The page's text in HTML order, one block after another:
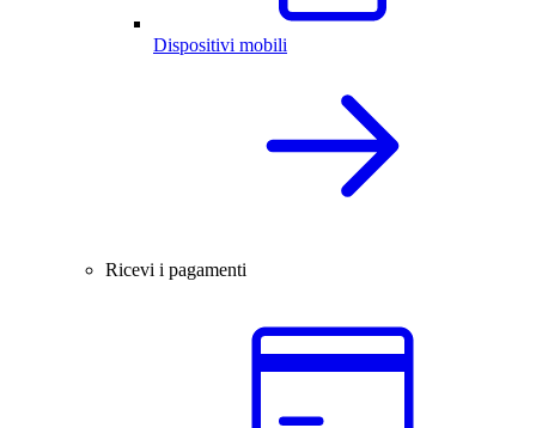
Dispositivi mobili
Ricevi i pagamenti